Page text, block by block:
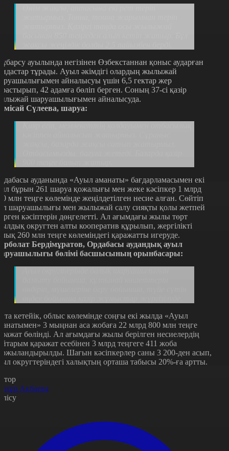
ауылында негізінен Өзбекстаннан қоныс аударған
тұрады. Ауыл әкімдігі олардың жылыжай
айналысуы үшін 6,5 гектар жер
42 адамға бөліп берген. Соның 37-сі қазір
шаруашылығымен айналысуда.
Сүлеева, шаруа:
ауданында «Ауыл аманаты» бағдарламасымен екі
бұрын 261 шаруа қожалығы мен жеке кәсіпкер 1 млрд
млн теңге көлемінде жеңілдетілген несие алған. Сөйтіп
шаруашылығы мен жылыжай салу сияқты қолы жетпей
кәсіптерін дөңгелетті. Ал ағымдағы жылы төрт
округтен алты кооператив құрылып, жергілікті
260 млн теңге көлеміндегі қаражатты игеруде.
Бердімұратов, Ордабасы аудандық ауыл
бөлімі басшысының орынбасары:
кетейік, облыс көлемінде соңғы екі жылда «Ауыл
3 мыңнан аса жобаға 22 млрд 800 млн теңге
бөлінді. Ал ағымдағы жылы берілген несиелердің
қаражат есебінен 3 млрд теңгеге 411 жоба
Шағын кәсіпкерлер саны 3 200-ден асып,
округтеріндегі халықтың орташа табысы 20%-ға артты.
Ақбаева